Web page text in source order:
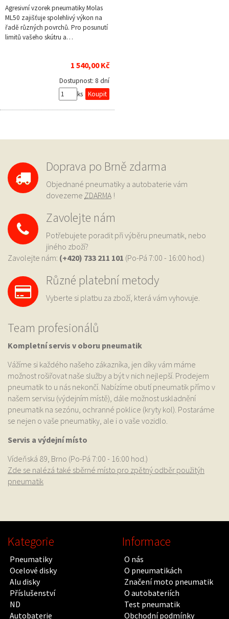
Agresivní vzorek pneumatiky Molas
ML50 zajišťuje spolehlivý výkon na
řadě různých povrchů. Pro posunutí
limitů vašeho skútru a…
1 540,00 Kč
Dostupnost: 8 dní
ks
Doprava po Brně zdarma
Objednané pneumatiky a autobaterie vám
dovezeme ZDARMA !
Zavolejte nám
Potřebujete poradit při výběru pneumatik, nebo
jiného zboží?
Zavolejte nám: (+420) 733 211 101 (Po-Pá 7:00 - 16:00 hod.)
Různé platební metody
Vyberte si platbu za zboží, která vám vyhovuje.
Team profesionálů
Kompletní servis v oboru pneumatik
Vážíme si každého našeho zákazníka, jen díky vám máme
možnost rošiřovat naše služby a být v nich nejlepší. Prodejem
pneumatik to u nás nekončí. Nabízíme obutí pneumatik přímo v
našem servisu (výdejním místě), dále možnost uskladnění
pneumatik na sezónu, ochranné poklice (kryty kol). Postaráme
se nejen o vaše pneumatiky, ale i o vaše vozidlo.
Servis a výdejní místo
Vídeňská 89, Brno (Po-Pá 7:00 - 16:00 hod.)
Zde se nalézá také sběrné místo pro zpětný odběr použitýh
pneumatik
Kategorie
Pneumatiky
Ocelové disky
Alu disky
Příslušenství
ND
Autobaterie
Informace
O nás
O pneumatikách
Značení moto pneumatik
O autobateriích
Test pneumatik
Obchodní podmínky